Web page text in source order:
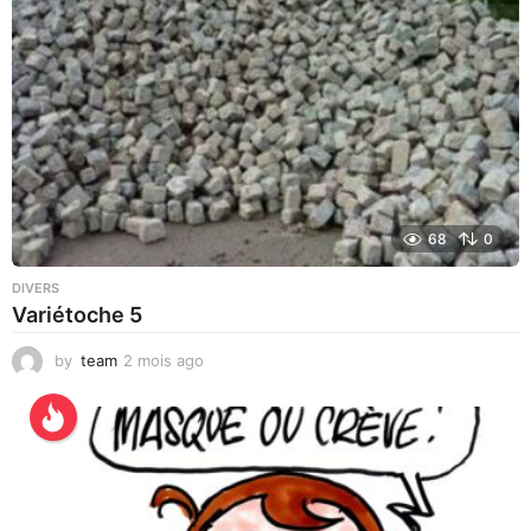
a
g
o
68 0
DIVERS
Variétoche 5
by team 2 mois ago
e
m
a
i
n
e